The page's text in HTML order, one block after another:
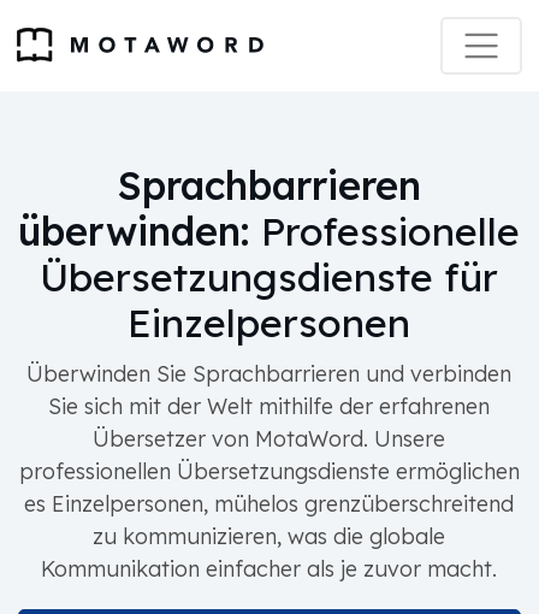
Sprachbarrieren
überwinden: Professionelle
Übersetzungsdienste für
Einzelpersonen
Überwinden Sie Sprachbarrieren und verbinden
Sie sich mit der Welt mithilfe der erfahrenen
Übersetzer von MotaWord. Unsere
professionellen Übersetzungsdienste ermöglichen
es Einzelpersonen, mühelos grenzüberschreitend
zu kommunizieren, was die globale
Kommunikation einfacher als je zuvor macht.